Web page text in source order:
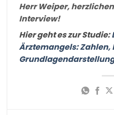
Herr Weiper,
Interview!
Hier geht es zur Studie:
Ärztemangels: Zahlen,